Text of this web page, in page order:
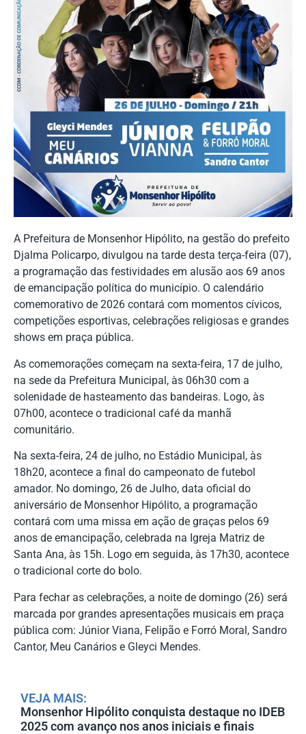
A Prefeitura de Monsenhor Hipólito, na gestão do prefeito
Djalma Policarpo, divulgou na tarde desta terça-feira (07),
a programação das festividades em alusão aos 69 anos
de emancipação política do município. O calendário
comemorativo de 2026 contará com momentos cívicos,
competições esportivas, celebrações religiosas e grandes
shows em praça pública.
As comemorações começam na sexta-feira, 17 de julho,
na sede da Prefeitura Municipal, às 06h30 com a
solenidade de hasteamento das bandeiras. Logo, às
07h00, acontece o tradicional café da manhã
comunitário.
Na sexta-feira, 24 de julho, no Estádio Municipal, às
18h20, acontece a final do campeonato de futebol
amador. No domingo, 26 de Julho, data oficial do
aniversário de Monsenhor Hipólito, a programação
contará com uma missa em ação de graças pelos 69
anos de emancipação, celebrada na Igreja Matriz de
Santa Ana, às 15h. Logo em seguida, às 17h30, acontece
o tradicional corte do bolo.
Para fechar as celebrações, a noite de domingo (26) será
marcada por grandes apresentações musicais em praça
pública com: Júnior Viana, Felipão e Forró Moral, Sandro
Cantor, Meu Canários e Gleyci Mendes.
VEJA MAIS:
Monsenhor Hipólito conquista destaque no IDEB
2025 com avanço nos anos iniciais e finais